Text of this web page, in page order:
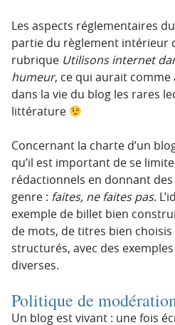
Les aspects réglementaires
partie du règlement intérieur
rubrique Utilisons internet
humeur, ce qui aurait comme
dans la vie du blog les rares
littérature
Concernant la charte d’un
qu’il est important de se
rédactionnels en donnant
genre : faites, ne faites pas.
exemple de billet bien
de mots, de titres bien
structurés, avec des
diverses.
Politique de
Un blog est vivant : une fois